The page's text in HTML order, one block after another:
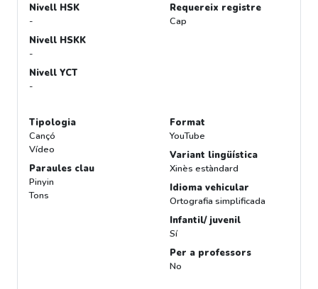
Nivell HSK
-
Nivell HSKK
-
Nivell YCT
-
Requereix registre
Cap
Tipologia
Cançó
Vídeo
Paraules clau
Pinyin
Tons
Format
YouTube
Variant lingüística
Xinès estàndard
Idioma vehicular
Ortografia simplificada
Infantil/ juvenil
Sí
Per a professors
No